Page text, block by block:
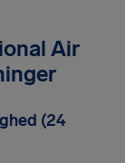
Air
(24